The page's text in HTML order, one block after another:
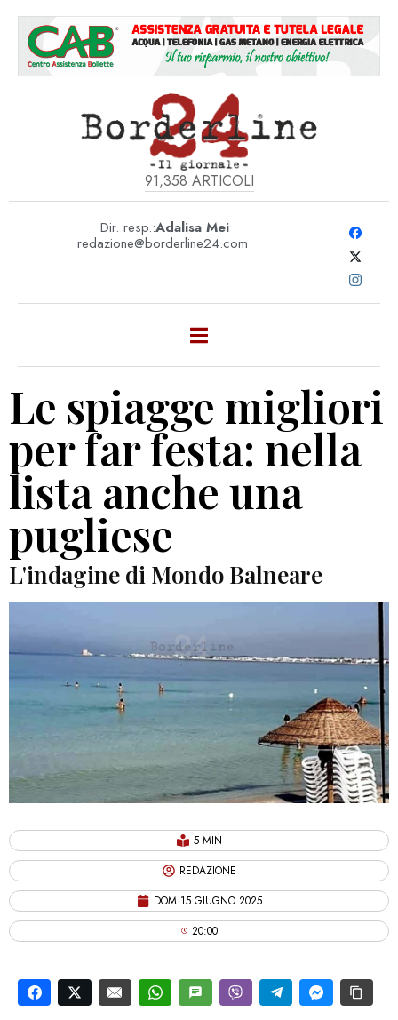
91,358 ARTICOLI
Dir. resp.:Adalisa Mei
redazione@borderline24.com
Le spiagge migliori
per far festa: nella
lista anche una
pugliese
L'indagine di Mondo Balneare
5 MIN
REDAZIONE
DOM 15 GIUGNO 2025
20:00